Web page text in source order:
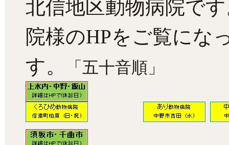
北信地区動物病院で
院様のHPをご覧にな
す。
「五十音順」